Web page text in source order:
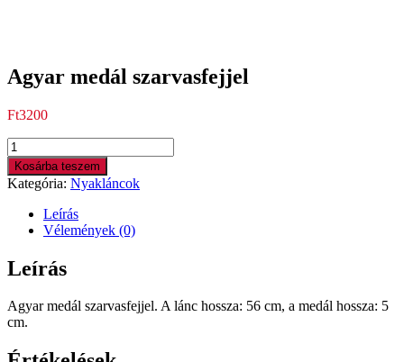
Agyar medál szarvasfejjel
Ft3200
Kosárba teszem
Kategória: Nyakláncok
Leírás
Vélemények (0)
Leírás
Agyar medál szarvasfejjel. A lánc hossza: 56 cm, a medál hossza: 5
cm.